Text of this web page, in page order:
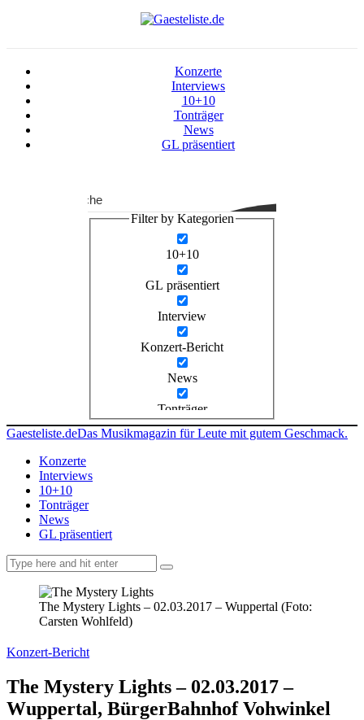
Konzerte
Interviews
10+10
Tonträger
News
GL präsentiert
Suche
Filter by Kategorien
10+10
GL präsentiert
Interview
Konzert-Bericht
News
Tonträger
Gaesteliste.deDas Musikmagazin für Leute mit gutem Geschmack.
Konzerte
Interviews
10+10
Tonträger
News
GL präsentiert
The Mystery Lights – 02.03.2017 – Wuppertal (Foto:
Carsten Wohlfeld)
Konzert-Bericht
The Mystery Lights – 02.03.2017 –
Wuppertal, BürgerBahnhof Vohwinkel